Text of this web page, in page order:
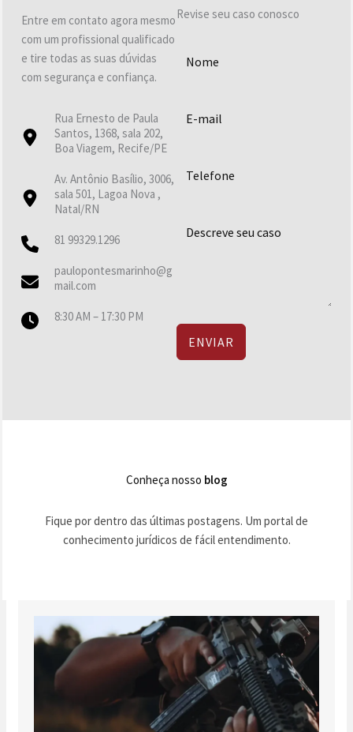
Entre em contato agora mesmo
com um profissional qualificado
e tire todas as suas dúvidas
com segurança e confiança.
Rua Ernesto de Paula
Santos, 1368, sala 202,
Boa Viagem, Recife/PE
Av. Antônio Basílio, 3006,
sala 501, Lagoa Nova ,
Natal/RN
81 99329.1296
paulopontesmarinho@g
mail.com
8:30 AM – 17:30 PM
Revise seu caso conosco
ENVIAR
Conheça nosso blog
Fique por dentro das últimas postagens. Um portal de
conhecimento jurídicos de fácil entendimento.